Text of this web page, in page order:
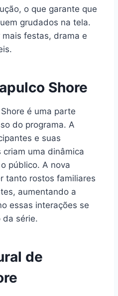
o que garante que
grudados na tela.
festas, drama e
Shore
é uma parte
do programa. A
e suas
uma dinâmica
público. A nova
tanto rostos familiares
aumentando a
essas interações se
da série.
de